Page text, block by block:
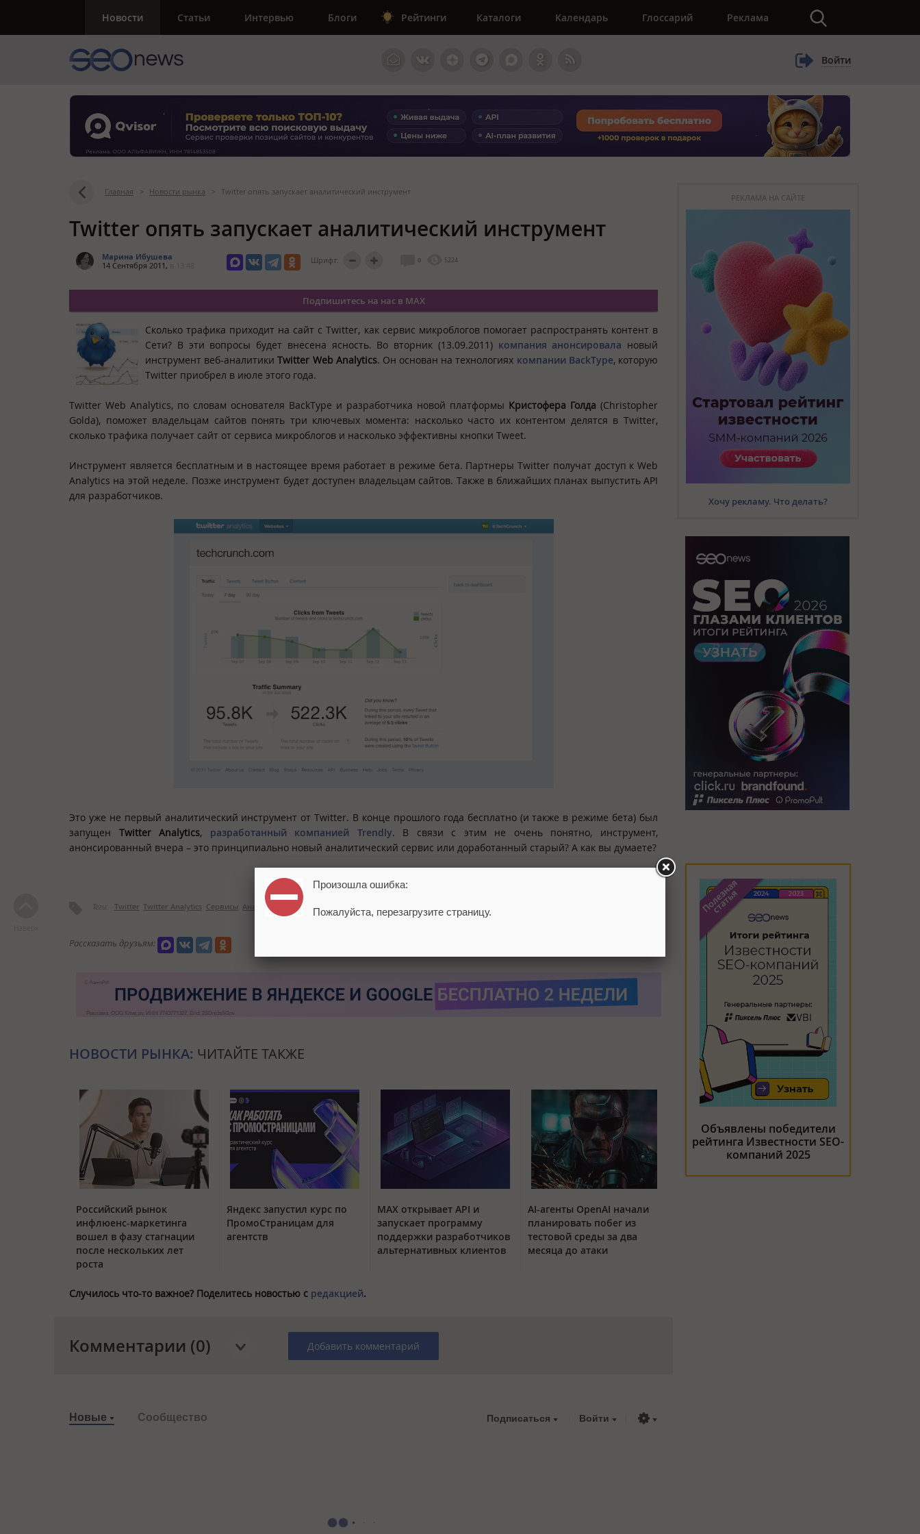
Новости Статьи Интервью Блоги Рейтинги Каталоги Календарь Глоссарий Реклама
Войти
Главная > Новости рынка > Twitter опять запускает аналитический инструмент
Twitter опять запускает аналитический инструмент
Марина Ибушева
14 Сентября 2011,
Шрифт: 0 5224
Подпишитесь на нас в MAX
Сколько трафика приходит на сайт с Twitter, как сервис микроблогов помогает распространять контент в
Сети? В эти вопросы будет внесена ясность. Во вторник (13.09.2011) компания анонсировала новый
инструмент веб-аналитикиTwitter Web Analytics. Он основан на технологиях компании BackType, которую
Twitter приобрел в июле этого года.
Twitter Web Analytics, по словам основателя BackType и разработчика новой платформы Кристофера Голда (Christopher
Golda), поможет владельцам сайтов понять три ключевых момента: насколько часто их контентом делятся в Twitter,
сколько трафика получает сайт от сервиса микроблогов и насколько эффективны кнопки Tweet.
Инструмент является бесплатным и в настоящее время работает в режиме бета. Партнеры Twitter получат доступ к Web
Analytics на этой неделе. Позже инструмент будет доступен владельцам сайтов. Также в ближайших планах выпустить API
для разработчиков.
Это уже не первый аналитический инструмент от Twitter. В конце прошлого года бесплатно (и также в режиме бета) был
запущен Twitter Analytics, разработанный компанией Trendly. В связи с этим не очень понятно, инструмент,
анонсированный вчера – это принципиально новый аналитический сервис или доработанный старый? А как вы думаете?
Теги: Twitter Twitter Analytics Сервисы Аналитика
Рассказать друзьям:
НОВОСТИ РЫНКА: ЧИТАЙТЕ ТАКЖЕ
Российский рынок
инфлюенс-маркетинга
вошел в фазу стагнации
после нескольких лет
роста
Яндекс запустил курс по
ПромоСтраницам для
агентств
MAX открывает API и
запускает программу
поддержки разработчиков
альтернативных клиентов
AI-агенты OpenAI начали
планировать побег из
тестовой среды за два
месяца до атаки
Случилось что-то важное? Поделитесь новостью с редакцией.
Комментарии (0) Добавить комментарий
Новые Сообщество Подписаться Войти
РЕКЛАМА НА САЙТЕ
Хочу рекламу. Что делать?
Объявлены победители
рейтинга Известности SEO-
компаний 2025
Произошла ошибка:
Пожалуйста, перезагрузите страницу.